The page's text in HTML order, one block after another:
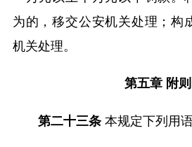
为的，移交公安机关处理；构
机关处理。
第五章 附则
第二十三条本规定下列用